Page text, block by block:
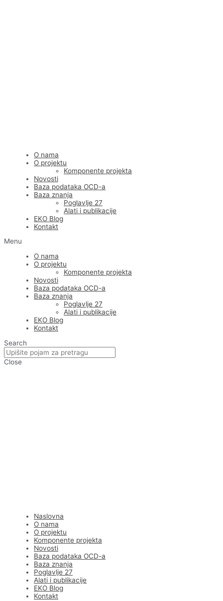
O nama
O projektu
Komponente projekta
Novosti
Baza podataka OCD-a
Baza znanja
Poglavlje 27
Alati i publikacije
EKO Blog
Kontakt
Menu
O nama
O projektu
Komponente projekta
Novosti
Baza podataka OCD-a
Baza znanja
Poglavlje 27
Alati i publikacije
EKO Blog
Kontakt
Search
Close
Naslovna
O nama
O projektu
Komponente projekta
Novosti
Baza podataka OCD-a
Baza znanja
Poglavlje 27
Alati i publikacije
EKO Blog
Kontakt